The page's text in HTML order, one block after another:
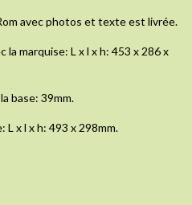
avec photos et texte est livrée.
marquise: L x l x h: 453 x 286 x
base: 39mm.
L x l x h: 493 x 298mm.